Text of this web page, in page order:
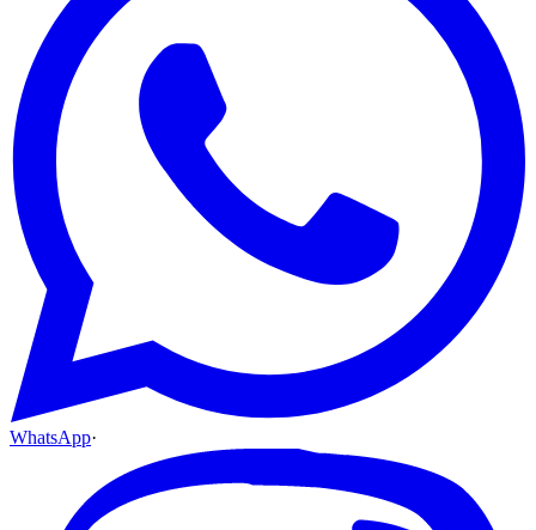
WhatsApp·